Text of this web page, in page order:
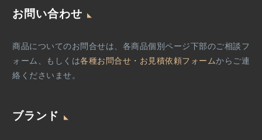
お問い合わせ
商品についてのお問合せは、各商品個別ページ下部のご相談フ
ォーム、もしくは各種お問合せ・お見積依頼フォームからご連
絡くださいませ。
ブランド